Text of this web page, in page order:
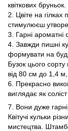
квіткових
2. Цвіте на
стимулюєш
3. Гарні ароматні
4. Завжди пишні
формувати на
Бузок цього сорту
від 80 см до 1,4
6. Прекрасно
виглядає як
7. Вони дуже гарні
Квітучі кульки
мистецтва.